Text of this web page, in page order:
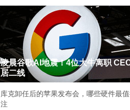
凌晨谷歌AI地震！4位大牛离职
居二线
库克卸任后的苹果发布会，哪些硬件最
注